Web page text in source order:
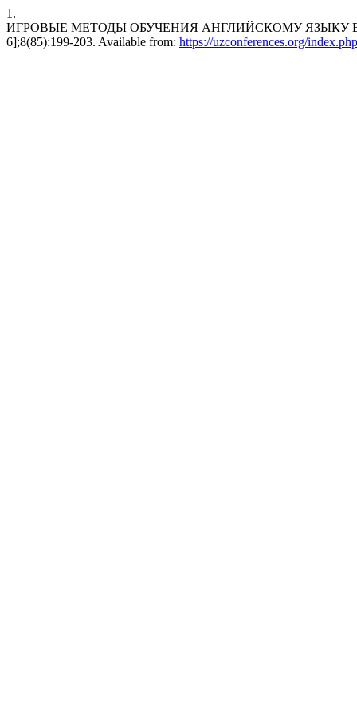
1.
ИГРОВЫЕ МЕТОДЫ ОБУЧЕНИЯ АНГЛИЙСКОМУ ЯЗЫКУ В
6];8(85):199-203. Available from: https://uzconferences.org/